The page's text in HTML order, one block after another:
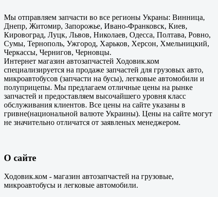
Мы отправляем запчасти во все регионы Украны: Винница,
Днепр, Житомир, Запорожье, Ивано-Франковск, Киев,
Кировоград, Луцк, Львов, Николаев, Одесса, Полтава, Ровно,
Сумы, Тернополь, Ужгород, Харьков, Херсон, Хмельницкий,
Черкассы, Чернигов, Черновцы.
Интернет магазин автозапчастей Ходовик.ком
специализируется на продаже запчастей для грузовых авто,
микроавтобусов (запчасти на бусы), легковые автомобили и
полуприцепы. Мы предлагаем отличные цены на рынке
запчастей и предоставляем высочайшего уровня класс
обслуживания клиентов. Все цены на сайте указаны в
гривне(национальной валюте Украины). Цены на сайте могут
не значительно отличатся от заявленых менеджером.
О сайте
Ходовик.ком - магазин автозапчастей на грузовые,
микроавтобусы и легковые автомобили.